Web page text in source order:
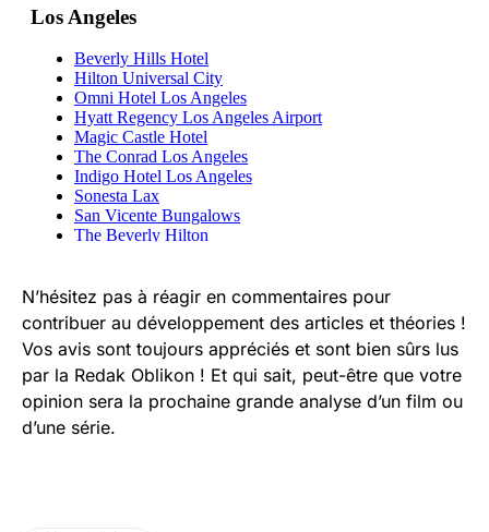
N’hésitez pas à réagir en commentaires pour
contribuer au développement des articles et théories !
Vos avis sont toujours appréciés et sont bien sûrs lus
par la Redak Oblikon ! Et qui sait, peut-être que votre
opinion sera la prochaine grande analyse d’un film ou
d’une série.